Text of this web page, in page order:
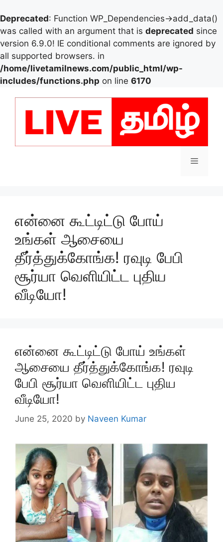
Deprecated: Function WP_Dependencies->add_data()
was called with an argument that is deprecated since
version 6.9.0! IE conditional comments are ignored by
all supported browsers. in
/home/livetamilnews.com/public_html/wp-
includes/functions.php on line 6170
Menu
என்னை கூட்டிட்டு போய்
உங்கள் ஆசையை
தீர்த்துக்கோங்க! ரவுடி பேபி
சூர்யா வெளியிட்ட புதிய
வீடியோ!
என்னை கூட்டிட்டு போய் உங்கள்
ஆசையை தீர்த்துக்கோங்க! ரவுடி
பேபி சூர்யா வெளியிட்ட புதிய
வீடியோ!
June 25, 2020 by Naveen Kumar